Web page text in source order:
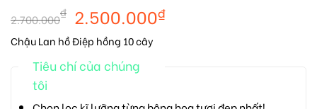
2.700.000₫ 2.500.000₫
Chậu Lan hồ Điệp hồng 10 cây
Tiêu chí của chúng
tôi